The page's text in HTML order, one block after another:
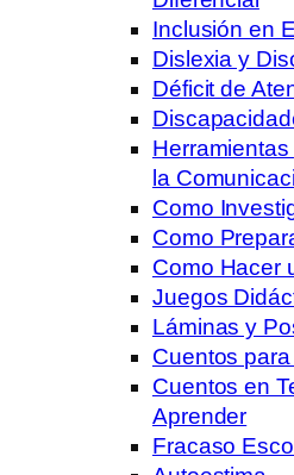
Inclusión en
Dislexia y
Déficit de
la
Como
Como
Como Hacer
Juegos
Láminas y
Cuentos
Cuentos en
Aprender
Fracaso